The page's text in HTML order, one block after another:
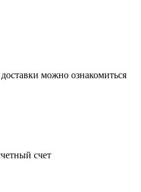
можно ознакомиться
счет